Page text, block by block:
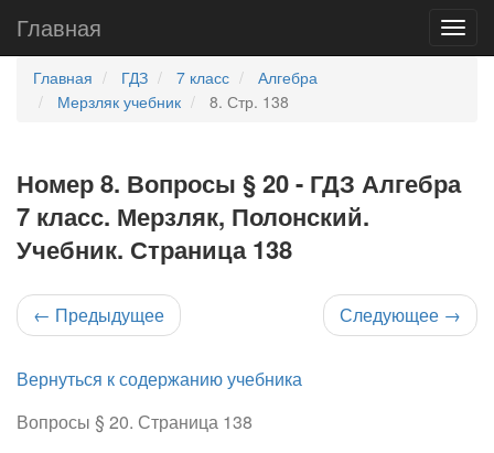
Главная
Главная ГДЗ 7 класс
Алгебра
Мерзляк учебник
8. Стр. 138
Номер 8. Вопросы § 20 - ГДЗ Алгебра
7 класс. Мерзляк, Полонский.
Учебник. Страница 138
← Предыдущее Следующее →
Вернуться к содержанию учебника
Вопросы § 20. Страница 138